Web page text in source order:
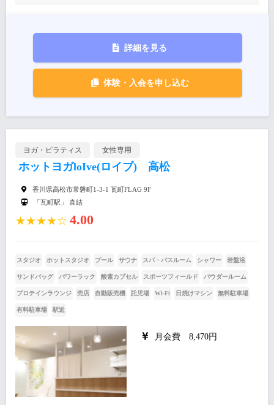
詳細を見る
体験・入会を申し込む
ヨガ・ピラティス 女性専用
ホットヨガloIve(ロイブ) 高松
香川県高松市常磐町1-3-1 瓦町FLAG 9F
「瓦町駅」 直結
★★★★☆ 4.00
スタジオ ホットスタジオ プール サウナ スパ・バスルーム シャワー 岩盤浴
サンドバッグ パワーラック 酸素カプセル スポーツフィールド パウダールーム
プロテインラウンジ 売店 自動販売機 託児場 Wi-Fi 日焼けマシン 無料駐車場
有料駐車場 駅近
月会費 8,470円